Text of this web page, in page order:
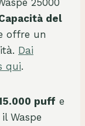
del
offre un
Dai
qui.
puff e
il Waspe